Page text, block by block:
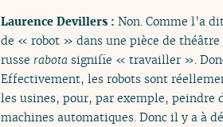
Laurence Devillers : Non. Comme l’a
de « robot » dans une pièce de
russe rabota signifie « travailler ».
Effectivement, les robots sont
les usines, pour, par exemple, peindre
machines automatiques. Donc il y a à